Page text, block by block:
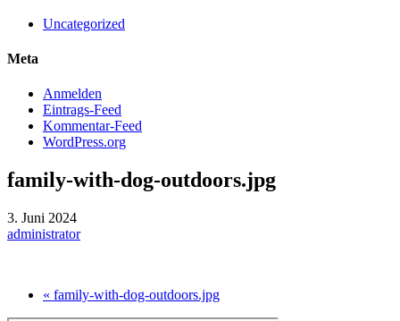
Uncategorized
Meta
Anmelden
Eintrags-Feed
Kommentar-Feed
WordPress.org
family-with-dog-outdoors.jpg
3. Juni 2024
administrator
« family-with-dog-outdoors.jpg